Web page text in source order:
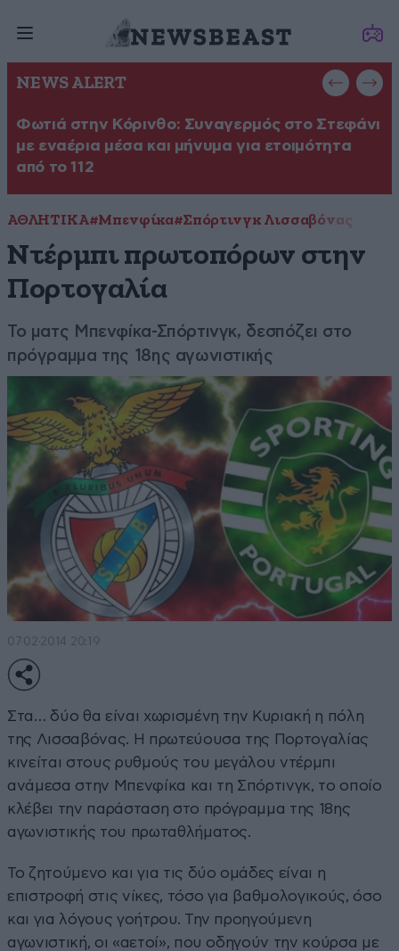
NEWS ALERT
Φωτιά στην Κόρινθο: Συναγερμός στο Στεφάνι
με εναέρια μέσα και μήνυμα για ετοιμότητα
από το 112
ΑΘΛΗΤΙΚΑ#Μπενφίκα#Σπόρτινγκ Λισσαβόνας
Ντέρμπι πρωτοπόρων στην
Πορτογαλία
Το ματς Μπενφίκα-Σπόρτινγκ, δεσπόζει στο
πρόγραμμα της 18ης αγωνιστικής
07·02·2014 20:19
Στα… δύο θα είναι χωρισμένη την Κυριακή η πόλη
της Λισσαβόνας. Η πρωτεύουσα της Πορτογαλίας
κινείται στους ρυθμούς του μεγάλου ντέρμπι
ανάμεσα στην Μπενφίκα και τη Σπόρτινγκ, το οποίο
κλέβει την παράσταση στο πρόγραμμα της 18ης
αγωνιστικής του πρωταθλήματος.
Το ζητούμενο και για τις δύο ομάδες είναι η
επιστροφή στις νίκες, τόσο για βαθμολογικούς, όσο
και για λόγους γοήτρου. Την προηγούμενη
αγωνιστική, οι «αετοί», που οδηγούν την κούρσα με